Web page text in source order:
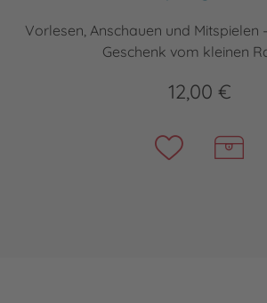
Vorlesen, Anschauen und Mitspielen
Geschenk vom kleinen
12,00 €